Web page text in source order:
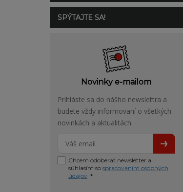
SPÝTAJTE SA!
Novinky e-mailom
Prihláste sa do nášho newslettra a
budete vždy informovaní o všetkých
novinkách a aktualitách.
Chcem odoberať newsletter a
súhlasím so spracovaním osobných
údajov. *